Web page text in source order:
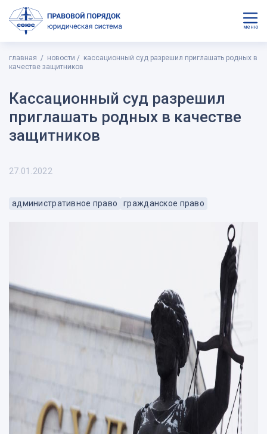
меню
главная новости
кассационный суд разрешил приглашать родных в
качестве защитников
Кассационный суд разрешил
приглашать родных в качестве
защитников
27.01.2022
административное право гражданское право